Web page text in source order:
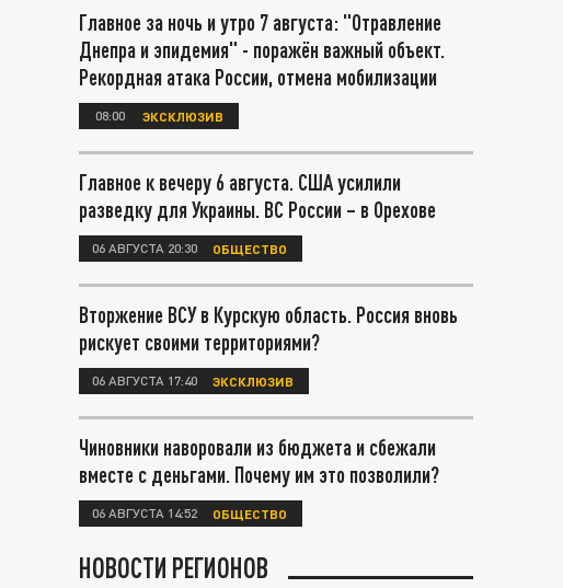
Главное за ночь и утро 7 августа: "Отравление
Днепра и эпидемия" - поражён важный объект.
Рекордная атака России, отмена мобилизации
08:00 ЭКСКЛЮЗИВ
Главное к вечеру 6 августа. США усилили
разведку для Украины. ВС России – в Орехове
06 АВГУСТА 20:30 ОБЩЕСТВО
Вторжение ВСУ в Курскую область. Россия вновь
рискует своими территориями?
06 АВГУСТА 17:40 ЭКСКЛЮЗИВ
Чиновники наворовали из бюджета и сбежали
вместе с деньгами. Почему им это позволили?
06 АВГУСТА 14:52 ОБЩЕСТВО
НОВОСТИ РЕГИОНОВ